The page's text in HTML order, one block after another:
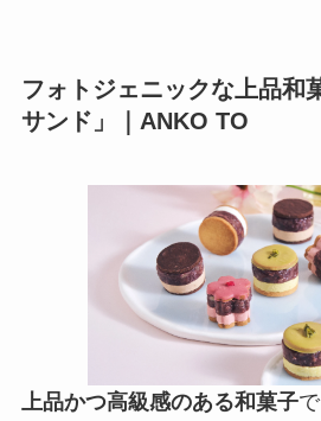
フォトジェニックな上品和
サンド」｜ANKO TO
上品かつ高級感のある和菓子